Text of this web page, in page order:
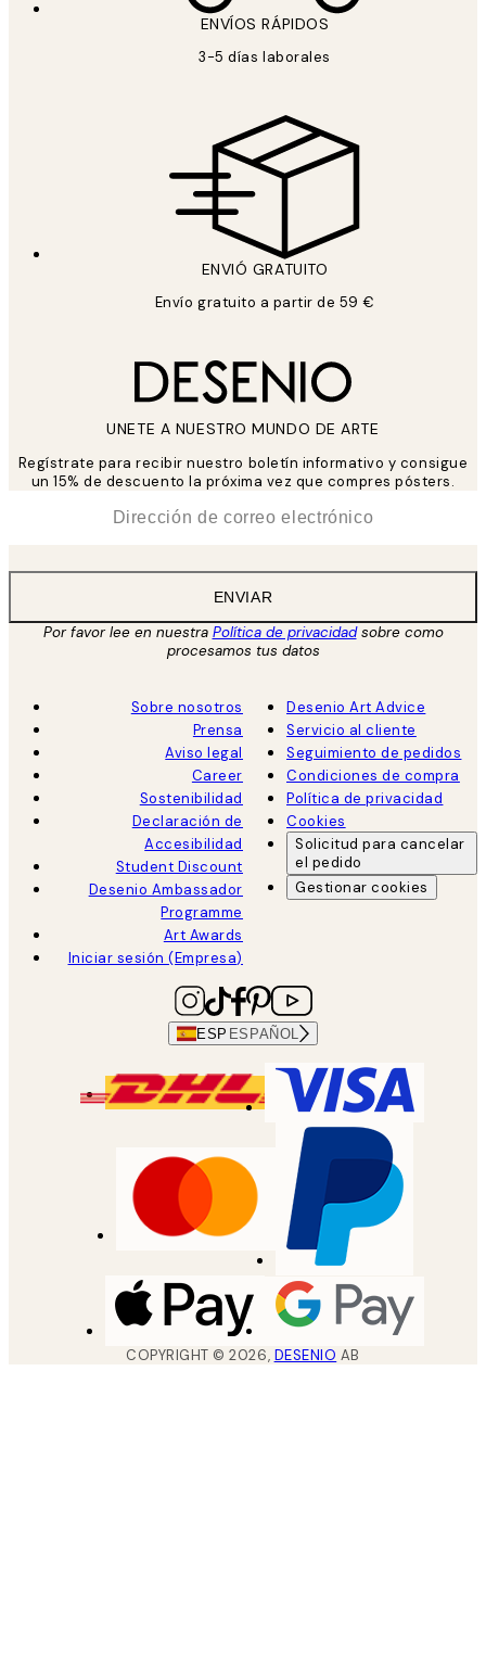
ENVÍOS RÁPIDOS
3-5 días laborales
ENVIÓ GRATUITO
Envío gratuito a partir de 59 €
UNETE A NUESTRO MUNDO DE ARTE
Regístrate para recibir nuestro boletín informativo y consigue
un 15% de descuento la próxima vez que compres pósters.
ENVIAR
Por favor lee en nuestra Política de privacidadsobre como
procesamos tus datos
Sobre nosotros
Prensa
Aviso legal
Career
Sostenibilidad
Declaración de
Accesibilidad
Student Discount
Desenio Ambassador
Programme
Art Awards
Iniciar sesión (Empresa)
Desenio Art Advice
Servicio al cliente
Seguimiento de pedidos
Condiciones de compra
Política de privacidad
Cookies
Solicitud para cancelar
el pedido
Gestionar cookies
ESP ESPAÑOL
COPYRIGHT ©2026, DESENIO AB